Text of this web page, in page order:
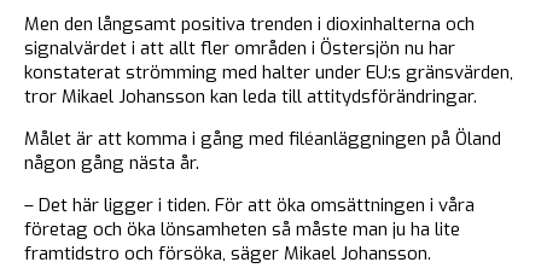
Men den långsamt positiva trenden i dioxinhalterna och
signalvärdet i att allt fler områden i Östersjön nu har
konstaterat strömming med halter under EU:s gränsvärden,
tror Mikael Johansson kan leda till attitydsförändringar.
Målet är att komma i gång med filéanläggningen på Öland
någon gång nästa år.
– Det här ligger i tiden. För att öka omsättningen i våra
företag och öka lönsamheten så måste man ju ha lite
framtidstro och försöka, säger Mikael Johansson.